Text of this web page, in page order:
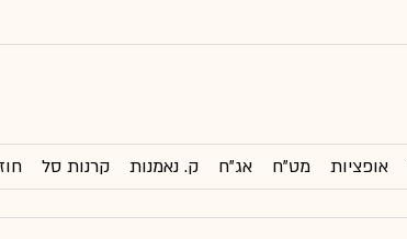
אופציות מט"ח אג"ח ק. נאמנות קרנות סל